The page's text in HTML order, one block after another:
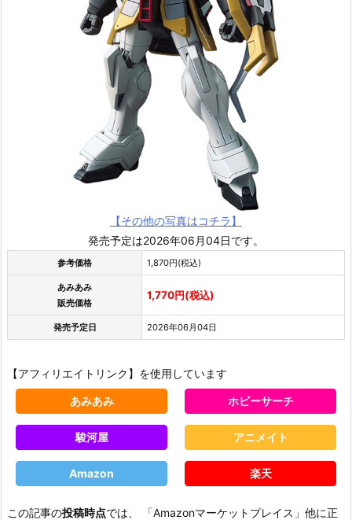
【その他の写真はコチラ】
発売予定は2026年06月04日です。
参考価格 1,870円(税込)
あみあみ
販売価格
1,770円(税込)
発売予定日 2026年06月04日
【アフィリエイトリンク】を使用しています
あみあみ ホビーサーチ
駿河屋 アニメイト
Amazon 楽天
この記事の投稿時点では、 「Amazonマーケットプレイス」他に正